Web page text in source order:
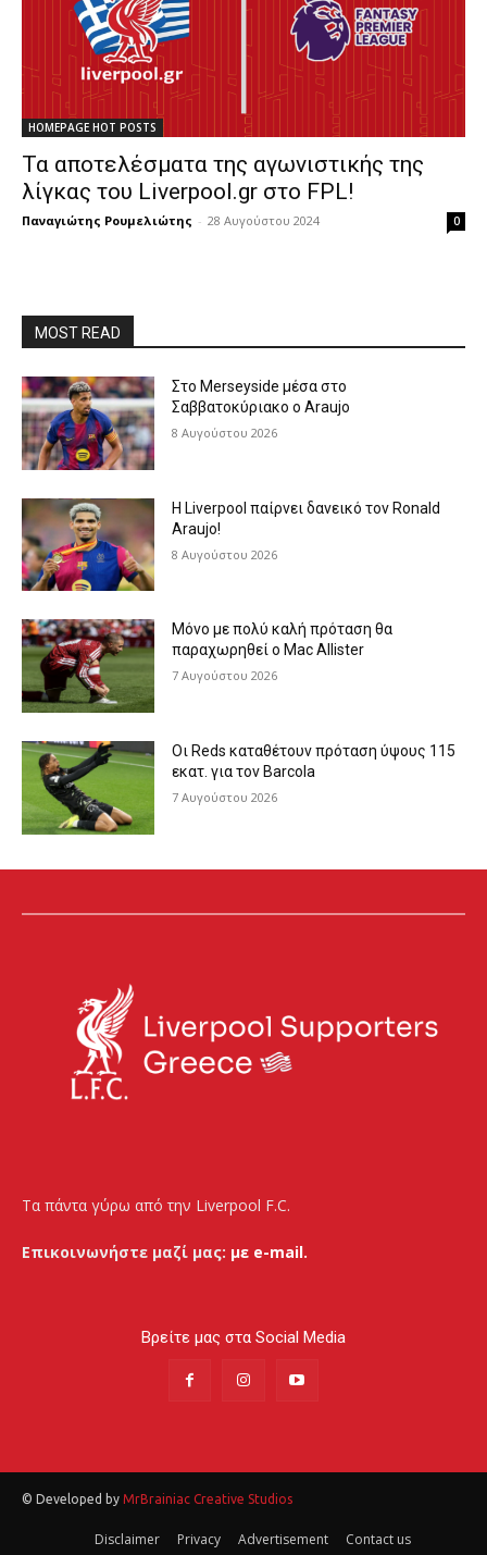
HOMEPAGE HOT POSTS
Τα αποτελέσματα της αγωνιστικής της
λίγκας του Liverpool.gr στο FPL!
Παναγιώτης Ρουμελιώτης - 28 Αυγούστου 2024 0
MOST READ
Στο Merseyside μέσα στο
Σαββατοκύριακο ο Araujo
8 Αυγούστου 2026
Η Liverpool παίρνει δανεικό τον Ronald
Araujo!
8 Αυγούστου 2026
Μόνο με πολύ καλή πρόταση θα
παραχωρηθεί ο Mac Allister
7 Αυγούστου 2026
Οι Reds καταθέτουν πρόταση ύψους 115
εκατ. για τον Barcola
7 Αυγούστου 2026
Τα πάντα γύρω από την Liverpool F.C.
Επικοινωνήστε μαζί μας: με e-mail.
Βρείτε μας στα Social Media
© Developed by MrBrainiac Creative Studios
Disclaimer Privacy Advertisement Contact us